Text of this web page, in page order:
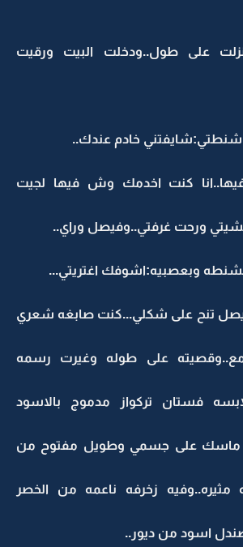
على طول..ودخلت البيت ورقيت
خادم عندك..
كنت اخدمك وش فيها لجيت
ورحت غرفتي..وفيصل وراي..
وبعصبيه:اشوفك اغتريتي...
تنح على شكلي...كنت صابغه شعري
على طوله وغيرت رسمه
فستان تركواز مدموج بالاسود
ماسك على جسمي وطويل مفتوح من
مثيره..وفيه زخرفه ناعمه من الخصر
اسود من ديور..